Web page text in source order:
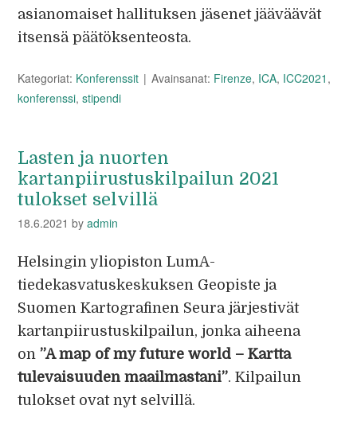
asianomaiset hallituksen jäsenet jääväävät
itsensä päätöksenteosta.
Kategoriat: Konferenssit Avainsanat: Firenze, ICA, ICC2021 ,
konferenssi,stipendi
Lasten ja nuorten
kartanpiirustuskilpailun 2021
tulokset selvillä
18.6.2021 byadmin
Helsingin yliopiston LumA-
tiedekasvatuskeskuksen Geopiste ja
Suomen Kartografinen Seura järjestivät
kartanpiirustuskilpailun, jonka aiheena
on ”A map of my future world – Kartta
tulevaisuuden maailmastani”. Kilpailun
tulokset ovat nyt selvillä.